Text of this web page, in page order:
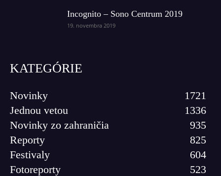
Incognito – Sono Centrum 2019
19. novembra 2019
KATEGÓRIE
Novinky
1721
Jednou vetou
1336
Novinky zo zahraničia
935
Reporty
825
Festivaly
604
Fotoreporty
523